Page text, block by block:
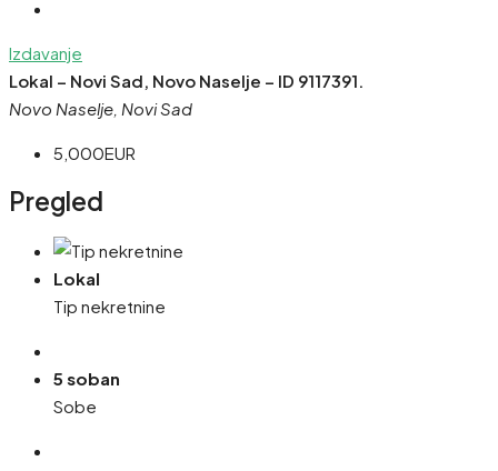
Izdavanje
Lokal – Novi Sad, Novo Naselje – ID 9117391.
Novo Naselje, Novi Sad
5,000EUR
Pregled
Lokal
Tip nekretnine
5 soban
Sobe